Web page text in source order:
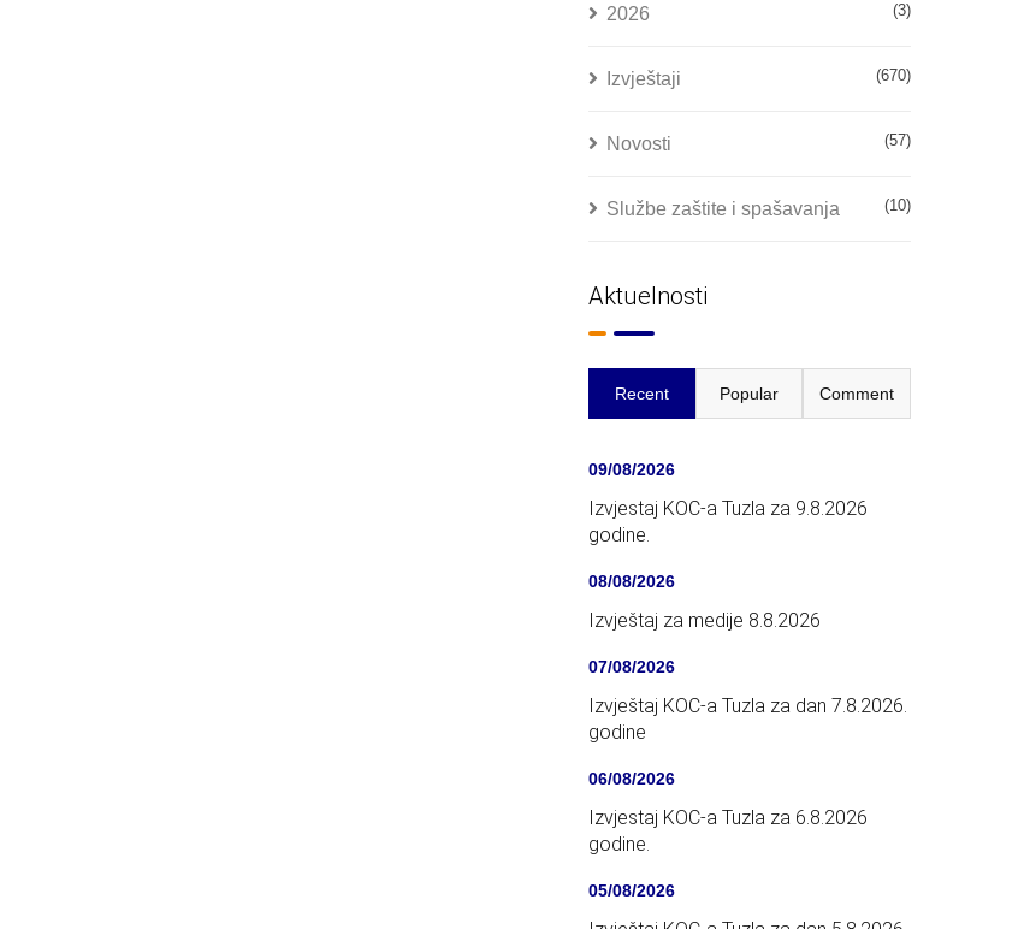
2026 (3)
Izvještaji (670)
Novosti (57)
Službe zaštite i spašavanja (10)
Aktuelnosti
Recent Popular Comment
09/08/2026
Izvjestaj KOC-a Tuzla za 9.8.2026
godine.
08/08/2026
Izvještaj za medije 8.8.2026
07/08/2026
Izvještaj KOC-a Tuzla za dan 7.8.2026.
godine
06/08/2026
Izvjestaj KOC-a Tuzla za 6.8.2026
godine.
05/08/2026